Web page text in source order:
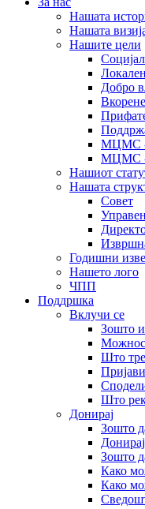
Нашата
Нашата
Нашите цели
Добро
МЦМС -
МЦМС -
Нашиот
Нашата
Совет
Годишни
Нашето лого
ЧПП
Поддршка
Вклучи се
Зошто и
Што
Што
Донирај
Зошто
Зошто
Како
Како